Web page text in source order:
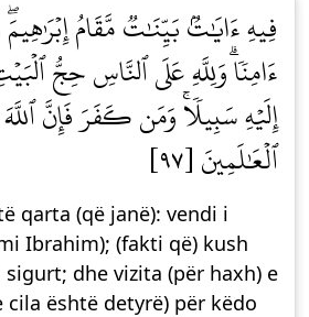
فِيهِ ءَايَٰتُۢ بَيِّنَٰتٞ مَّقَامُ
ءَامِنٗاۗ وَلِلَّهِ عَلَى ٱلنَّاسِ حِجُّ
إِلَيۡهِ سَبِيلٗاۚ وَمَن كَفَرَ فَإِنَّ
ٱلۡعَٰلَمِينَ [٩٧]
qarta (që janë): vendi i
Ibrahim); (fakti që) kush
dhe vizita (për haxh) e
cila është detyrë) për këdo